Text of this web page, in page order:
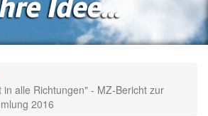
in alle Richtungen" - MZ-Bericht zur
2016